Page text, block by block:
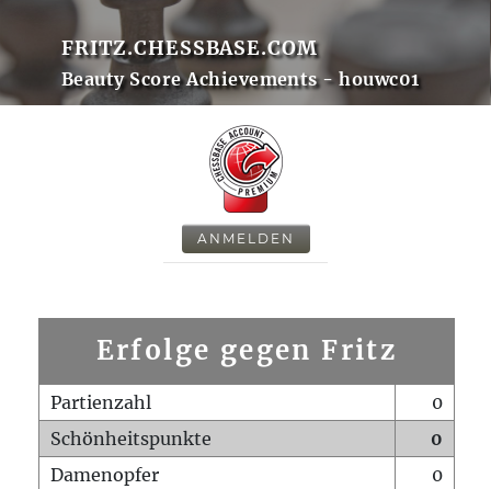
FRITZ.CHESSBASE.COM
Beauty Score Achievements - houwc01
ANMELDEN
Erfolge gegen Fritz
Partienzahl
0
Schönheitspunkte
0
Damenopfer
0